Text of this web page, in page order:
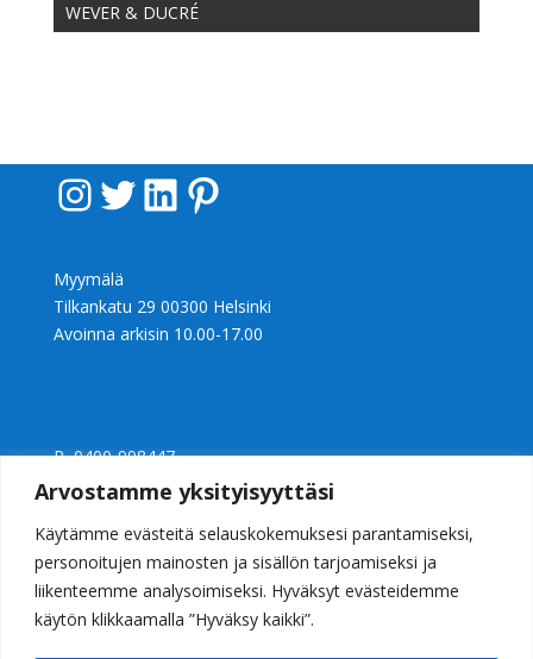
Arvostamme yksityisyyttäsi
Käytämme evästeitä selauskokemuksesi parantamiseksi,
personoitujen mainosten ja sisällön tarjoamiseksi ja
liikenteemme analysoimiseksi. Hyväksyt evästeidemme
käytön klikkaamalla ”Hyväksy kaikki”.
WEVER & DUCRÉ
InstagramTwitter LinkedIn Pinterest
Myymälä
Tilkankatu 29 00300 Helsinki
Avoinna arkisin 10.00-17.00
P 0400-998447
Ly 2397240-0